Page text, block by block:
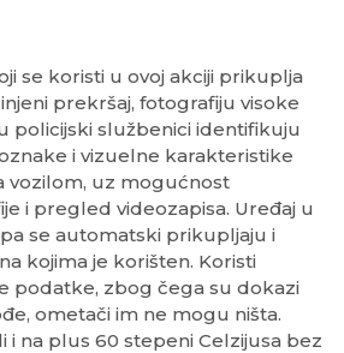
se koristi u ovoj akciji prikuplja
prekršaj, fotografiju visoke
policijski službenici identifikuju
i vizuelne karakteristike
vozilom, uz mogućnost
i pregled videozapisa. Uređaj u
se automatski prikupljaju i
kojima je korišten. Koristi
podatke, zbog čega su dokazi
ometači im ne mogu ništa.
i na plus 60 stepeni Celzijusa bez